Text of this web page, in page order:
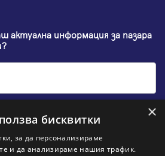
актуална информация за пазара
×
бисквитки
за да персонализираме
и да анализираме нашия трафик.